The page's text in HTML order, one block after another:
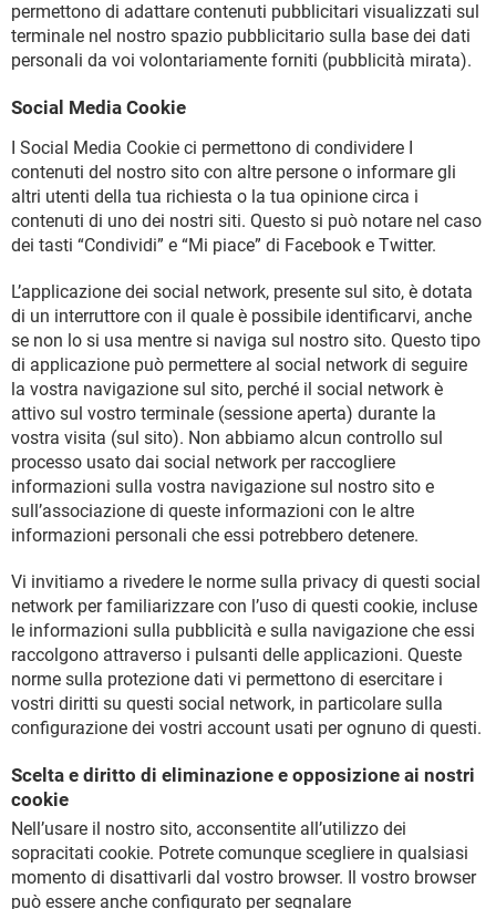
permettono di adattare contenuti pubblicitari visualizzati sul
terminale nel nostro spazio pubblicitario sulla base dei dati
personali da voi volontariamente forniti (pubblicità mirata).
Social Media Cookie
I Social Media Cookie ci permettono di condividere I
contenuti del nostro sito con altre persone o informare gli
altri utenti della tua richiesta o la tua opinione circa i
contenuti di uno dei nostri siti. Questo si può notare nel caso
dei tasti “Condividi” e “Mi piace” di Facebook e Twitter.
L’applicazione dei social network, presente sul sito, è dotata
di un interruttore con il quale è possibile identificarvi, anche
se non lo si usa mentre si naviga sul nostro sito. Questo tipo
di applicazione può permettere al social network di seguire
la vostra navigazione sul sito, perché il social network è
attivo sul vostro terminale (sessione aperta) durante la
vostra visita (sul sito). Non abbiamo alcun controllo sul
processo usato dai social network per raccogliere
informazioni sulla vostra navigazione sul nostro sito e
sull’associazione di queste informazioni con le altre
informazioni personali che essi potrebbero detenere.
Vi invitiamo a rivedere le norme sulla privacy di questi social
network per familiarizzare con l’uso di questi cookie, incluse
le informazioni sulla pubblicità e sulla navigazione che essi
raccolgono attraverso i pulsanti delle applicazioni. Queste
norme sulla protezione dati vi permettono di esercitare i
vostri diritti su questi social network, in particolare sulla
configurazione dei vostri account usati per ognuno di questi.
Scelta e diritto di eliminazione e opposizione ai nostri
cookie
Nell’usare il nostro sito, acconsentite all’utilizzo dei
sopracitati cookie. Potrete comunque scegliere in qualsiasi
momento di disattivarli dal vostro browser. Il vostro browser
può essere anche configurato per segnalare